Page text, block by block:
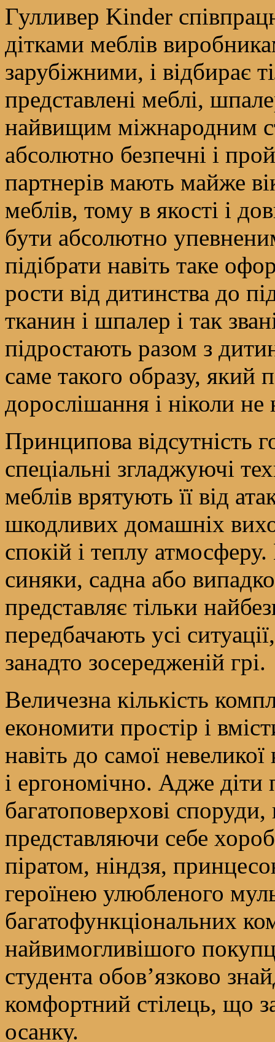
Гулливер Kinder
дітками меблів
зарубіжними, і відбирає
представлені меблі,
найвищим міжнародним
абсолютно безпечні і
партнерів мають майже
меблів, тому в якості і
бути абсолютно
підібрати навіть таке
рости від дитинства до
тканин і шпалер і так
підростають разом з
саме такого образу, який
дорослішання і ніколи
Принципова відсутність
спеціальні згладжуючі
меблів врятують її від
шкодливих домашніх
спокій і теплу
синяки, садна або
представляє тільки
передбачають усі
занадто зосередженій грі.
Величезна кількість
економити простір і
навіть до самої
і ергономічно. Адже
багатоповерхові
представляючи себе
піратом, ніндзя,
героїнею улюбленого
багатофункціональних
найвимогливішого
студента обов’язково
комфортний стілець, що
осанку.